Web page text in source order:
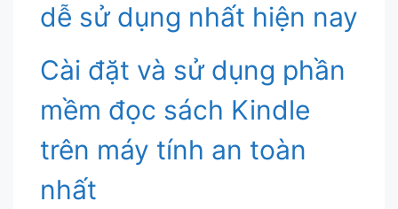
dễ sử dụng nhất hiện nay
Cài đặt và sử dụng phần
mềm đọc sách Kindle
trên máy tính an toàn
nhất